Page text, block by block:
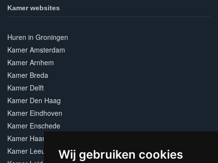
Wij gebruiken cookies
Kamer websites
Huren in Groningen
Kamer Amsterdam
Kamer Arnhem
Kamer Breda
Kamer Delft
Kamer Den Haag
Kamer Eindhoven
Kamer Enschede
Kamer Haarlem
Kamer Leeuwarden